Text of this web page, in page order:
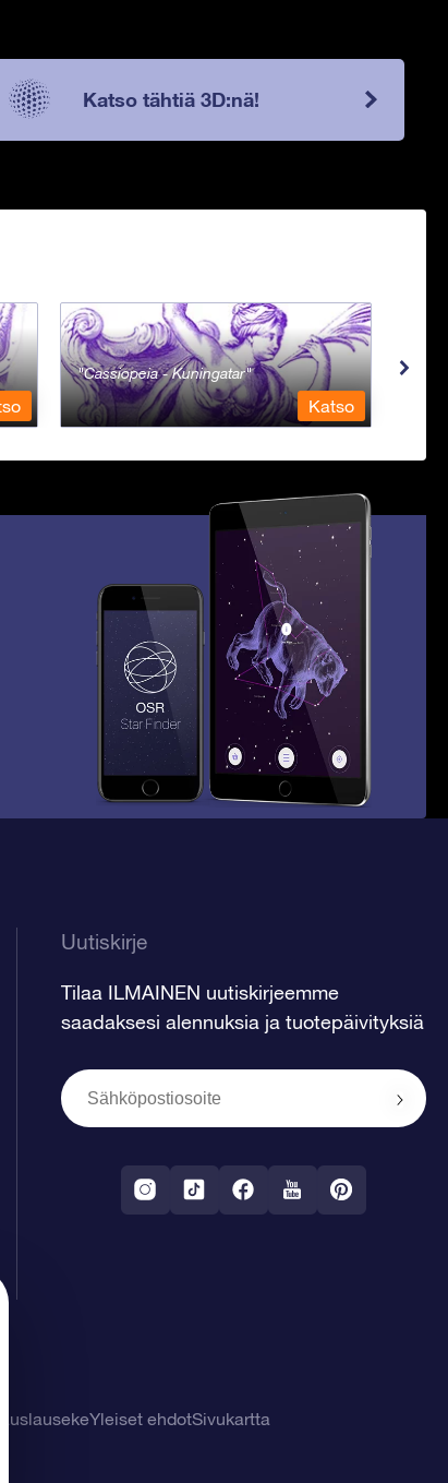
Katso tähtiä 3D:nä!
Cassiopeia - Kuningatar
Katso
Uutiskirje
Tilaa ILMAINEN uutiskirjeemme
saadaksesi alennuksia ja tuotepäivityksiä
Yleiset ehdotSivukartta